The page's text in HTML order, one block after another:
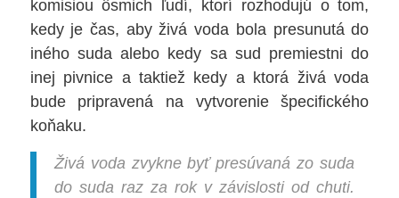
komisiou ôsmich ľudí, ktorí rozhodujú o tom,
kedy je čas, aby živá voda bola presunutá do
iného suda alebo kedy sa sud premiestni do
inej pivnice a taktiež kedy a ktorá živá voda
bude pripravená na vytvorenie špecifického
koňaku.
Živá voda zvykne byť presúvaná zo suda
do suda raz za rok v závislosti od chuti.